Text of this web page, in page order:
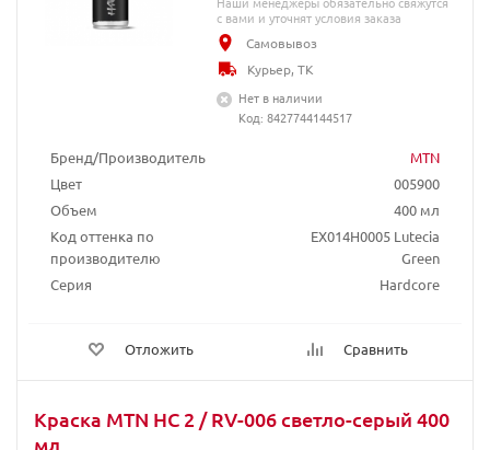
Бренд/Производитель
MTN
Цвет
005900
Объем
400 мл
Код оттенка по
производителю
EX014H0005 Lutecia
Green
Серия
Hardcore
Отложить Сравнить
с вами и уточнят условия заказа
Самовывоз
Курьер, ТК
Нет в наличии
Код: 8427744144517
Краска MTN HC 2 / RV-006 светло-серый 400
мл